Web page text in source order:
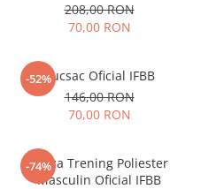
208,00 RON
70,00 RON
-52%Rucsac Oficial IFBB
146,00 RON
70,00 RON
-74%
Bluza Trening Poliester
Masculin Oficial IFBB